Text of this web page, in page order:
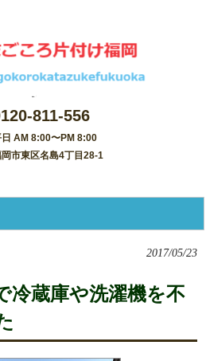
811-556
日 AM 8:00〜PM 8:00
岡市東区名島4丁目28-1
2017/05/23
冷蔵庫や洗濯機を不